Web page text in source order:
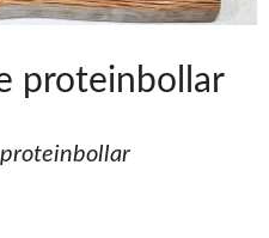
proteinbollar